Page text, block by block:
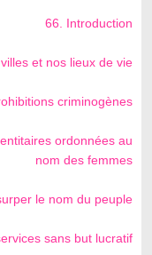
66. Introduction
et nos lieux de vie
criminogènes
ordonnées au
nom des femmes
le nom du peuple
sans but lucratif